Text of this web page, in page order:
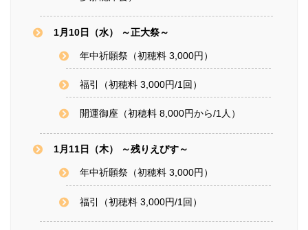
1月10日（水） ～正大祭～
年中祈願祭（初穂料 3,000円）
福引（初穂料 3,000円/1回）
開運御座（初穂料 8,000円から/1人）
1月11日（木） ～残りえびす～
年中祈願祭（初穂料 3,000円）
福引（初穂料 3,000円/1回）